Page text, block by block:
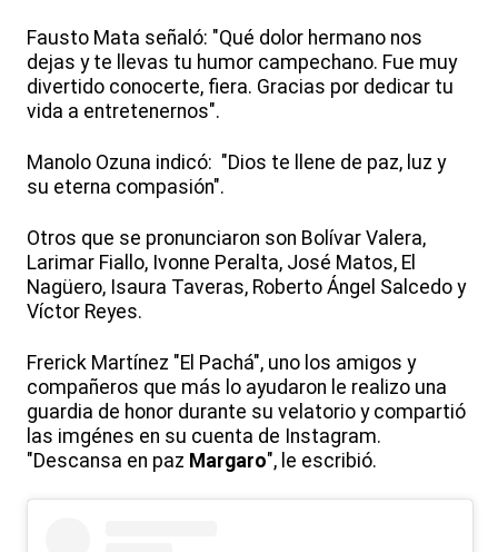
Fausto Mata señaló: "Qué dolor hermano nos
dejas y te llevas tu humor campechano. Fue muy
divertido conocerte, fiera. Gracias por dedicar tu
vida a entretenernos".
Manolo Ozuna indicó: "Dios te llene de paz, luz y
su eterna compasión".
Otros que se pronunciaron son Bolívar Valera,
Larimar Fiallo, Ivonne Peralta, José Matos, El
Nagüero, Isaura Taveras, Roberto Ángel Salcedo y
Víctor Reyes.
Frerick Martínez "El Pachá", uno los amigos y
compañeros que más lo ayudaron le realizo una
guardia de honor durante su velatorio y compartió
las imgénes en su cuenta de Instagram.
"Descansa en paz Margaro", le escribió.